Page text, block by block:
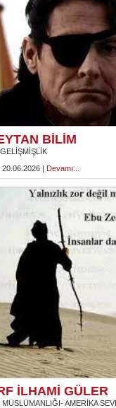
BİLİM
20.06.2026 | Devamı...
İLHAMİ GÜLER
AMERİKA